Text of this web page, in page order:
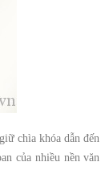
chìa khóa dẫn đến
của nhiều nền văn